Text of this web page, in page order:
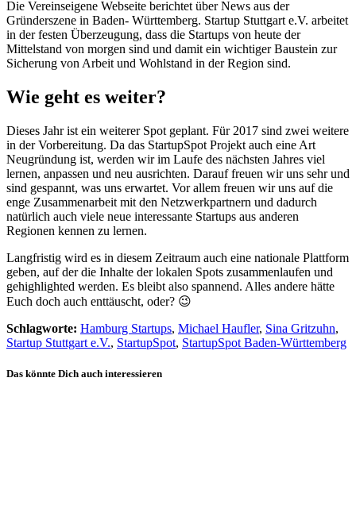
Die Vereinseigene Webseite berichtet über News aus der
Gründerszene in Baden- Württemberg. Startup Stuttgart e.V. arbeitet
in der festen Überzeugung, dass die Startups von heute der
Mittelstand von morgen sind und damit ein wichtiger Baustein zur
Sicherung von Arbeit und Wohlstand in der Region sind.
Wie geht es weiter?
Dieses Jahr ist ein weiterer Spot geplant. Für 2017 sind zwei weitere
in der Vorbereitung. Da das StartupSpot Projekt auch eine Art
Neugründung ist, werden wir im Laufe des nächsten Jahres viel
lernen, anpassen und neu ausrichten. Darauf freuen wir uns sehr und
sind gespannt, was uns erwartet. Vor allem freuen wir uns auf die
enge Zusammenarbeit mit den Netzwerkpartnern und dadurch
natürlich auch viele neue interessante Startups aus anderen
Regionen kennen zu lernen.
Langfristig wird es in diesem Zeitraum auch eine nationale Plattform
geben, auf der die Inhalte der lokalen Spots zusammenlaufen und
gehighlighted werden. Es bleibt also spannend. Alles andere hätte
Euch doch auch enttäuscht, oder? 😉
Schlagworte: Hamburg Startups, Michael Haufler, Sina Gritzuhn,
Startup Stuttgart e.V., StartupSpot, StartupSpot Baden-Württemberg
Das könnte Dich auch interessieren